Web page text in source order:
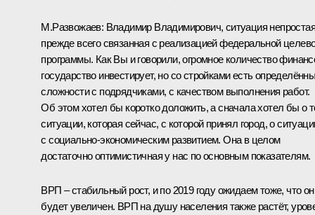
М.Развожаев: Владимир Владимирович, ситуация
прежде всего связанная с реализацией федеральной
программы. Как Вы и говорили, огромное количество
государство инвестирует, но со стройками есть
сложности с подрядчиками, с качеством выполнения работ.
Об этом хотел бы коротко доложить, а сначала хотел бы о
ситуации, которая сейчас, с которой принял город, о
с социально‑экономическим развитием. Она в целом
достаточно оптимистичная у нас по основным показателям.
ВРП – стабильный рост, и по 2019 году ожидаем тоже, что он
будет увеличен. ВРП на душу населения также растёт,